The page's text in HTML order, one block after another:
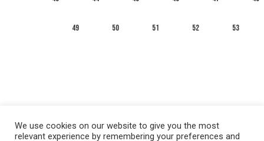
49 50 51 52 53
We use cookies on our website to give you the most
relevant experience by remembering your preferences and